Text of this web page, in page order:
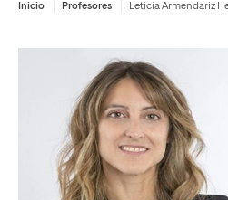
Inicio Profesores